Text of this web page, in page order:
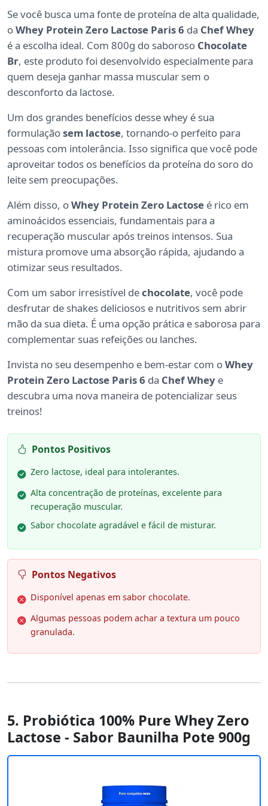
Se você busca uma fonte de proteína de alta qualidade,
oWhey Protein Zero Lactose Paris 6 da Chef Whey
é a escolha ideal. Com 800g do saboroso Chocolate
Br, este produto foi desenvolvido especialmente para
quem deseja ganhar massa muscular sem o
desconforto da lactose.
Um dos grandes benefícios desse whey é sua
formulaçãosem lactose, tornando-o perfeito para
pessoas com intolerância. Isso significa que você pode
aproveitar todos os benefícios da proteína do soro do
leite sem preocupações.
Além disso, oWhey Protein Zero Lactose é rico em
aminoácidos essenciais, fundamentais para a
recuperação muscular após treinos intensos. Sua
mistura promove uma absorção rápida, ajudando a
otimizar seus resultados.
Com um sabor irresistível dechocolate, você pode
desfrutar de shakes deliciosos e nutritivos sem abrir
mão da sua dieta. É uma opção prática e saborosa para
complementar suas refeições ou lanches.
Invista no seu desempenho e bem-estar com oWhey
Protein Zero Lactose Paris 6 da Chef Whey e
descubra uma nova maneira de potencializar seus
treinos!
Pontos Positivos
Zero lactose, ideal para intolerantes.
Alta concentração de proteínas, excelente para
recuperação muscular.
Sabor chocolate agradável e fácil de misturar.
Pontos Negativos
Disponível apenas em sabor chocolate.
Algumas pessoas podem achar a textura um pouco
granulada.
5. Probiótica 100% Pure Whey Zero
Lactose - Sabor Baunilha Pote 900g